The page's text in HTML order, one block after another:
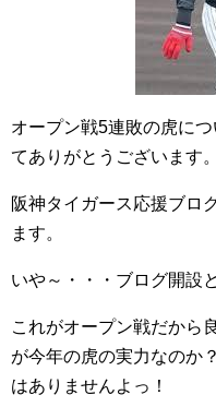
オープン戦5連敗の虎に
てありがとうございます。
阪神タイガース応援ブロ
ます。
いや～・・・ブログ開設
これがオープン戦だから
が今年の虎の実力なのか
はありませんよっ！